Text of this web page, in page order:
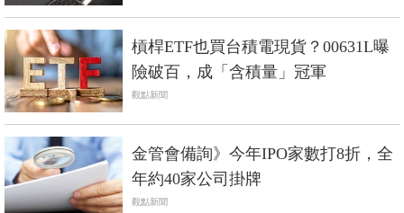
槓桿ETF也買台積電現貨？00631L曝
險破百，成「含積量」冠軍
觀點新聞
金管會備詢》今年IPO家數打8折，全
年約40家公司掛牌
觀點新聞